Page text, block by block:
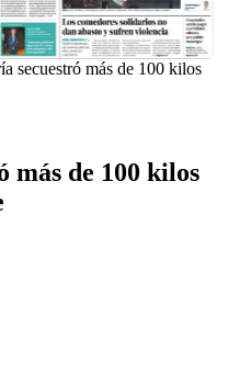
secuestró más de 100 kilos
más de 100 kilos